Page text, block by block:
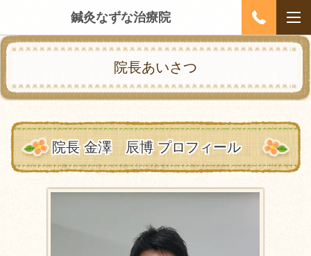
鍼灸なずな治療院
院長あいさつ
院長 金澤 辰博 プロフィール